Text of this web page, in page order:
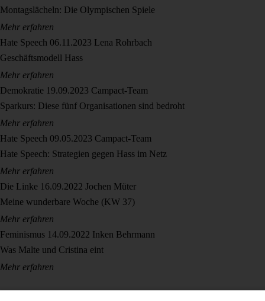
Montagslächeln: Die Olympischen Spiele
Mehr erfahren
Hate Speech 06.11.2023 Lena Rohrbach
Geschäftsmodell Hass
Mehr erfahren
Demokratie 19.09.2023 Campact-Team
Sparkurs: Diese fünf Organisationen sind bedroht
Mehr erfahren
Hate Speech 09.05.2023 Campact-Team
Hate Speech: Strategien gegen Hass im Netz
Mehr erfahren
Die Linke 16.09.2022 Jochen Müter
Meine wunderbare Woche (KW 37)
Mehr erfahren
Feminismus 14.09.2022 Inken Behrmann
Was Malte und Cristina eint
Mehr erfahren